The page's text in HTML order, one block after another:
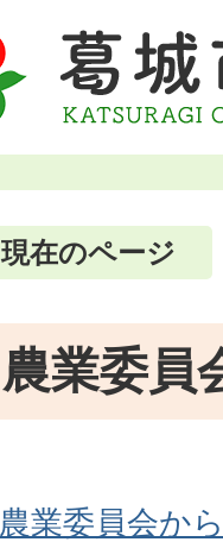
現在のページ
農業委員
農業委員会か